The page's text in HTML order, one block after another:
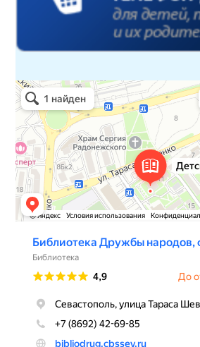
Детская библиотека № 14 Дружбы народов
Библиотека в Севастополе